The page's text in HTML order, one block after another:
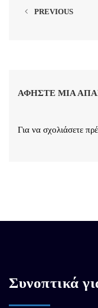
PREVIOUS
ΑΦΉΣΤΕ ΜΙΑ
Για να σχολιάσετε
Συνοπτικά